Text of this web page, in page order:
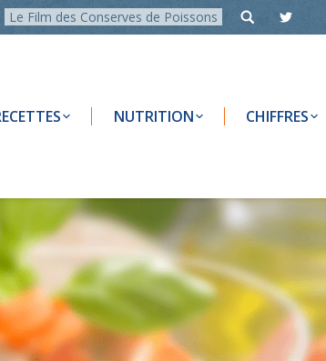
Le Film des Conserves de Poissons
NUTRITION CHIFFRES